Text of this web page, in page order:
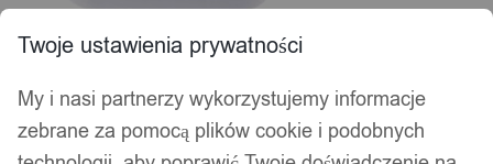
Twoje ustawienia prywatności
My i nasi partnerzy wykorzystujemy informacje
zebrane za pomocą plików cookie i podobnych